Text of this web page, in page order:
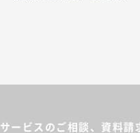
サービスのご相談、資料請